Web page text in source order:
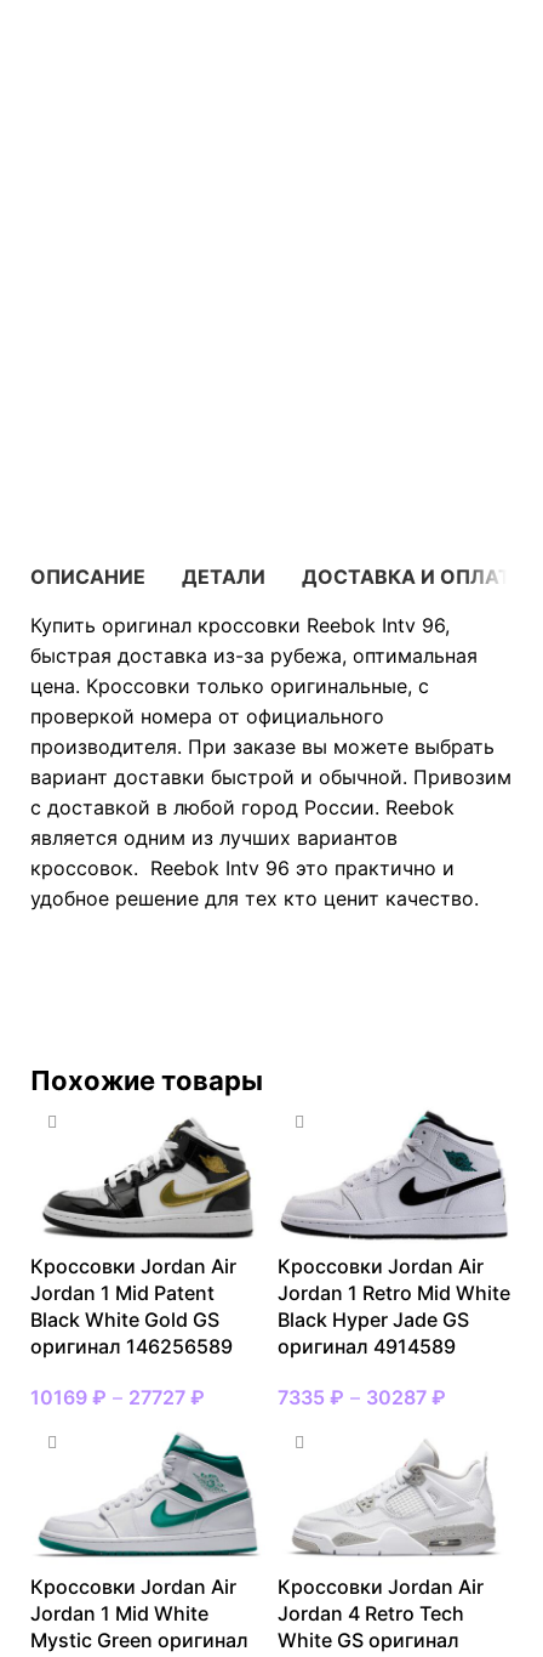
ОПИСАНИЕ ДЕТАЛИ
ДОСТАВКА И ОПЛАТА
Купить оригинал кроссовки Reebok Intv 96,
быстрая доставка из-за рубежа, оптимальная
цена. Кроссовки только оригинальные, с
проверкой номера от официального
производителя. При заказе вы можете выбрать
вариант доставки быстрой и обычной. Привозим
с доставкой в любой город России. Reebok
является одним из лучших вариантов
кроссовок. Reebok Intv 96 это практично и
удобное решение для тех кто ценит качество.
Похожие товары
Кроссовки Jordan Air
Jordan 1 Mid Patent
Black White Gold GS
оригинал 146256589
10169 ₽ – 27727 ₽
Кроссовки Jordan Air
Jordan 1 Retro Mid White
Black Hyper Jade GS
оригинал 4914589
7335 ₽ – 30287 ₽
Кроссовки Jordan Air
Jordan 1 Mid White
Mystic Green оригинал
Кроссовки Jordan Air
Jordan 4 Retro Tech
White GS оригинал